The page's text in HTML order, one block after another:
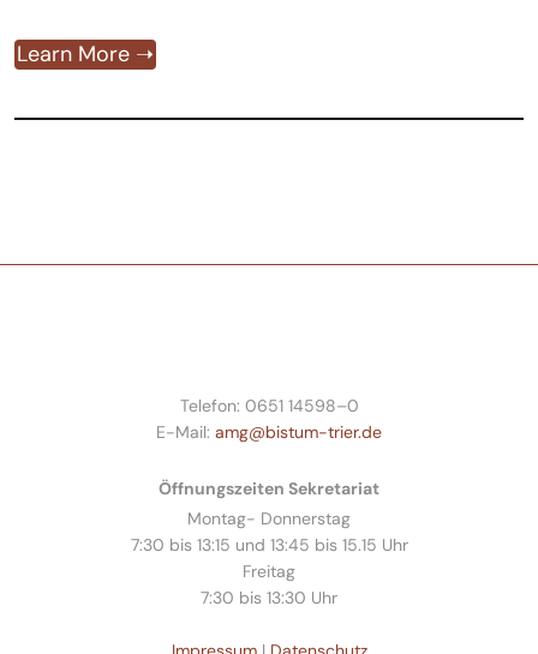
Learn More ➝
Telefon: 0651 14598–0
E-Mail: amg@bistum-trier.de
Öffnungszeiten Sekretariat
Montag- Donnerstag
7:30 bis 13:15 und 13:45 bis 15.15 Uhr
Freitag
7:30 bis 13:30 Uhr